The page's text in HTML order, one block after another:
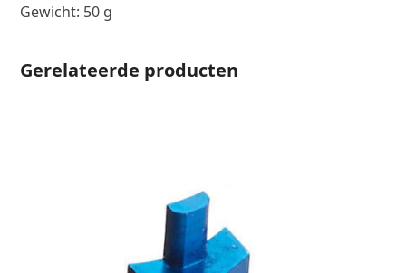
Gewicht: 50 g
Gerelateerde producten